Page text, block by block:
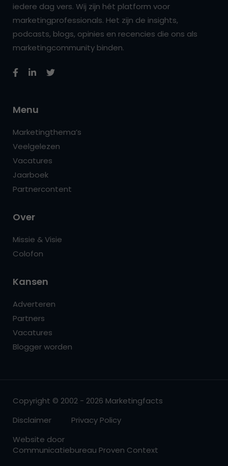
iedere dag vers. Wij zijn hét platform voor
marketingprofessionals. Het zijn de insights,
podcasts, blogs, opinies en recencies die ons als
marketingcommunity binden.
Menu
Marketingthema’s
Veelgelezen
Vacatures
Jaarboek
Partnercontent
Over
Missie & Visie
Colofon
Kansen
Adverteren
Partners
Vacatures
Blogger worden
Copyright © 2002 - 2026 Marketingfacts
Disclaimer
Privacy Policy
Website door
Communicatiebureau Proven Context